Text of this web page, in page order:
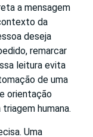
a mensagem
da
deseja
remarcar
leitura evita
de uma
orientação
humana.
Uma